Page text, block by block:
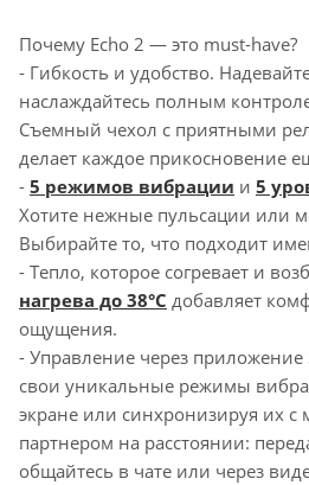
Почему Echo 2 — это must-have?
- Гибкость и удобство.
наслаждайтесь полным
Съемный чехол с приятными
делает каждое прикосновение
- 5 режимов вибрации и 5
Хотите нежные пульсации или
Выбирайте то, что подходит
- Тепло, которое согревает и
нагрева до 38°C добавляет
ощущения.
- Управление через приложение
свои уникальные режимы
экране или синхронизируя их с
партнером на расстоянии:
общайтесь в чате или через